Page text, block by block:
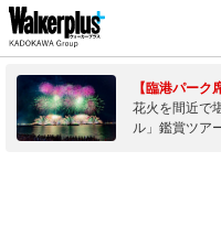
【臨港パーク
花火を間近で
ル」鑑賞ツア